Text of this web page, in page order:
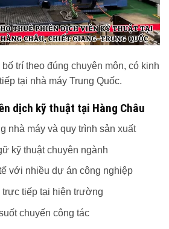
trí theo đúng chuyên môn, có kinh
tại nhà máy Trung Quốc.
dịch kỹ thuật tại Hàng Châu
nhà máy và quy trình sản xuất
kỹ thuật chuyên ngành
với nhiều dự án công nghiệp
trực tiếp tại hiện trường
chuyến công tác